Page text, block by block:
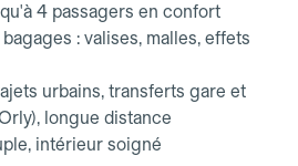
4 passagers en confort
: valises, malles, effets
urbains, transferts gare et
longue distance
intérieur soigné